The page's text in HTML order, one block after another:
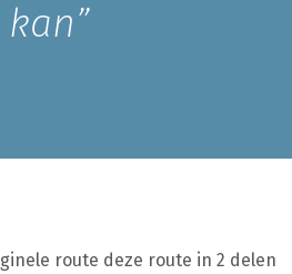
route deze route in 2 delen